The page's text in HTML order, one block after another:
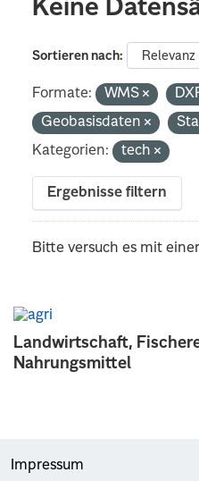
Landwirtschaft,
Nahrungsmittel
Keine
Sortieren nach
Formate: WMS
Geobasisdaten
Kategorien:
tech
Ergebnisse filtern
Bitte versuch es mit
Impressum